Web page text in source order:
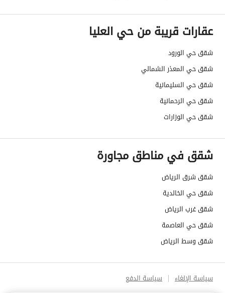
عقارات قريبة من حي العليا
شقق حي الورود
شقق حي المعذر الشمالي
شقق حي السليمانية
شقق حي الرحمانية
شقق حي الوزارات
شقق في مناطق مجاورة
شقق شرق الرياض
شقق حي الخالدية
شقق غرب الرياض
شقق حي العاصمة
شقق وسط الرياض
سياسة الإلغاء سياسة الدفع